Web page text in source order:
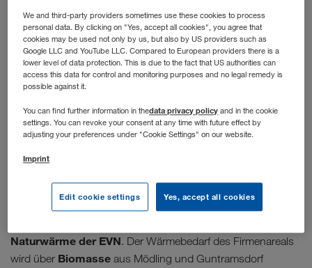
Es ist uns ein wesentliches Anliegen, alle
Unternehmenstätigkeiten so zu gestalten, dass die
Umwelt bestmöglich geschützt wird. Deshalb legen
wir großen Wert auf einen niedrigen
Energieverbrauch sowie die Reduktion unseres
CO₂-Ausstoßes.
Auf dem Weg in Richtung erneuerbare Energiezukunft stellt
Neudorf einen weiteren Meilenstein erreicht haben: Künftig
Naturwärme der EVN. Der Wärmebedarf des Firmenareals
wird über Biomasse aus Mödling und Guntramsdorf
We and third-party providers sometimes use these cookies to process
personal data. By clicking on "Yes, accept all cookies", you agree that
cookies may be used not only by us, but also by US providers such as
Google LLC and YouTube LLC. Compared to European providers there is a
lower level of data protection. This is due to the fact that US authorities can
access this data for control and monitoring purposes and no legal remedy is
possible against it.
You can find further information in thedata privacy policy and in the cookie
settings. You can revoke your consent at any time with future effect by
adjusting your preferences under "Cookie Settings" on our website.
Imprint
Edit cookie settings Yes, accept all cookies